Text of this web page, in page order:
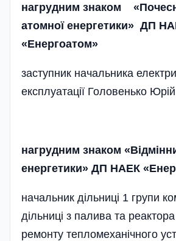
нагрудним знаком
атомної енергетики» ДП
«Енергоатом»
заступник начальника
експлуатації Головенько
нагрудним знаком
енергетики» ДП НАЕК
начальник дільниці 1 групи
діль­ниці з палива та
ремонту тепломеханічного